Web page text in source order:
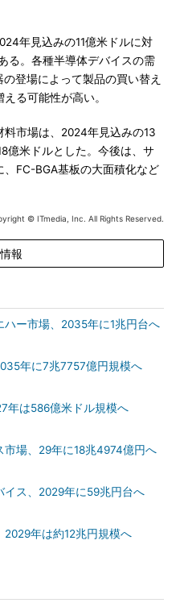
年見込みの11億米ドルに対
る。各種半導体デバイスの需
登場によって製品の買い替え
る可能性が高い。
市場は、2024年見込みの13
億米ドルとした。今後は、サ
FC-BGA基板の大面積化など
© ITmedia, Inc. All Rights Reserved.
報
ハー市場、2035年に1兆円台へ
年に7兆7757億円規模へ
年は586億米ドル規模へ
市場、29年に18兆4974億円へ
イス、2029年に59兆円台へ
2029年は約12兆円規模へ